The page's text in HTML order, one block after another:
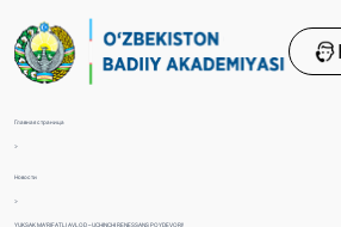
Главная страница
>
Новости
>
YUKSAK MA’RIFATLI AVLOD – UCHINCHI RENESSANS POYDEVORI!